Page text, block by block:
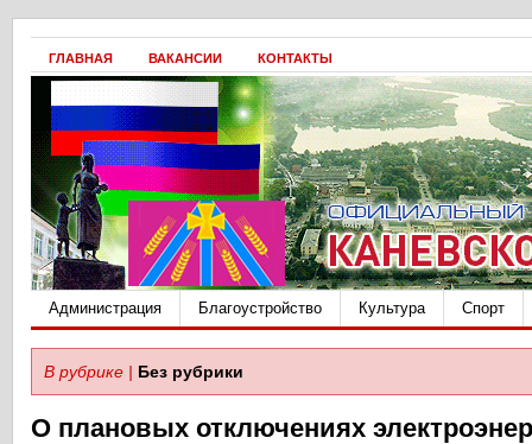
ГЛАВНАЯ ВАКАНСИИ КОНТАКТЫ
Администрация Благоустройство Культура Спорт
В рубрике | Без рубрики
О плановых отключениях